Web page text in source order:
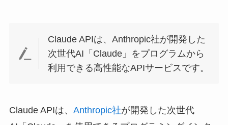
Claude APIは、Anthropic社が開発した
次世代AI「Claude」をプログラムから
利用できる高性能なAPIサービスです。
Claude APIは、 Anthropic社が開発した次世代